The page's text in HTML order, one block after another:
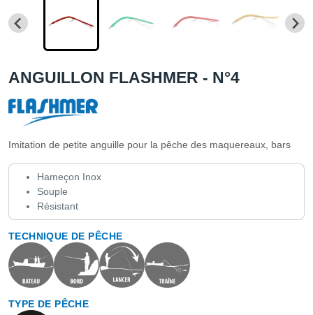
ANGUILLON FLASHMER - N°4
Imitation de petite anguille pour la pêche des maquereaux, bars
Hameçon Inox
Souple
Résistant
TECHNIQUE DE PÊCHE
TYPE DE PÊCHE